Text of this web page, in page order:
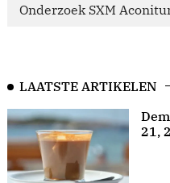
Onderzoek SXM
LAATSTE ARTIKELEN
21,